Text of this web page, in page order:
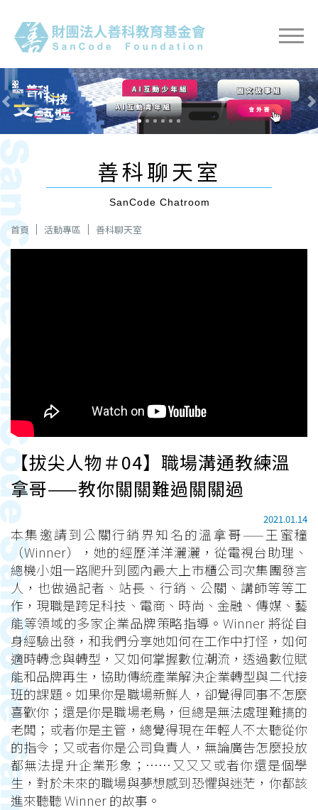
Previous Next
善科聊天室
SanCode Chatroom
首頁 活動專區 善科聊天室
【拔尖人物＃04】職場溝通教練溫
拿哥——教你關關難過關關過
2021.01.14
本集邀請到公關行銷界知名的溫拿哥——王蜜穜
（Winner），她的經歷洋洋灑灑，從電視台助理、
總機小姐一路爬升到國內最大上市櫃公司次集團發言
人，也做過記者、站長、行銷、公關、講師等等工
作，現職是跨足科技、電商、時尚、金融、傳媒、藝
能等領域的多家企業品牌策略指導。Winner 將從自
身經驗出發，和我們分享她如何在工作中打怪，如何
適時轉念與轉型，又如何掌握數位潮流，透過數位賦
能和品牌再生，協助傳統產業解決企業轉型與二代接
班的課題。如果你是職場新鮮人，卻覺得同事不怎麼
喜歡你；還是你是職場老鳥，但總是無法處理難搞的
老闆；或者你是主管，總覺得現在年輕人不太聽從你
的指令；又或者你是公司負責人，無論廣告怎麼投放
都無法提升企業形象；⋯⋯又又又或者你還是個學
生，對於未來的職場與夢想感到恐懼與迷茫，你都該
進來聽聽 Winner 的故事。